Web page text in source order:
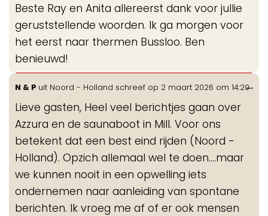
Beste Ray en Anita allereerst dank voor jullie
geruststellende woorden. Ik ga morgen voor
het eerst naar thermen Bussloo. Ben
benieuwd!
N & P uit Noord - Holland schreef op 2 maart 2026 om 14:20
Lieve gasten, Heel veel berichtjes gaan over
Azzura en de saunaboot in Mill. Voor ons
betekent dat een best eind rijden (Noord -
Holland). Opzich allemaal wel te doen....maar
we kunnen nooit in een opwelling iets
ondernemen naar aanleiding van spontane
berichten. Ik vroeg me af of er ook mensen
...